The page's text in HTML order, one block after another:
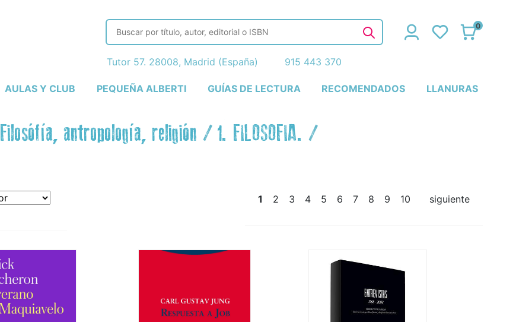
AULAS Y CLUB PEQUEÑA ALBERTI GUÍAS DE LECTURA RECOMENDADOS LLANURAS
0
Tutor 57. 28008, Madrid (España) 915 443 370
Filosófía, antropología, religión / 1. FILOSOFIA. /
1 2 3 4 5 6 7 8 9 10 siguiente